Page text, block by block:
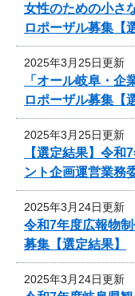
女性のための小さ
ロポーザル募集【
2025年3月25日更新
「オール岐阜・
ロポーザル募集【
2025年3月25日更新
【選定結果】令
ント企画運営業務
2025年3月24日更新
令和7年度広報物
募集【選定結果】
2025年3月24日更新